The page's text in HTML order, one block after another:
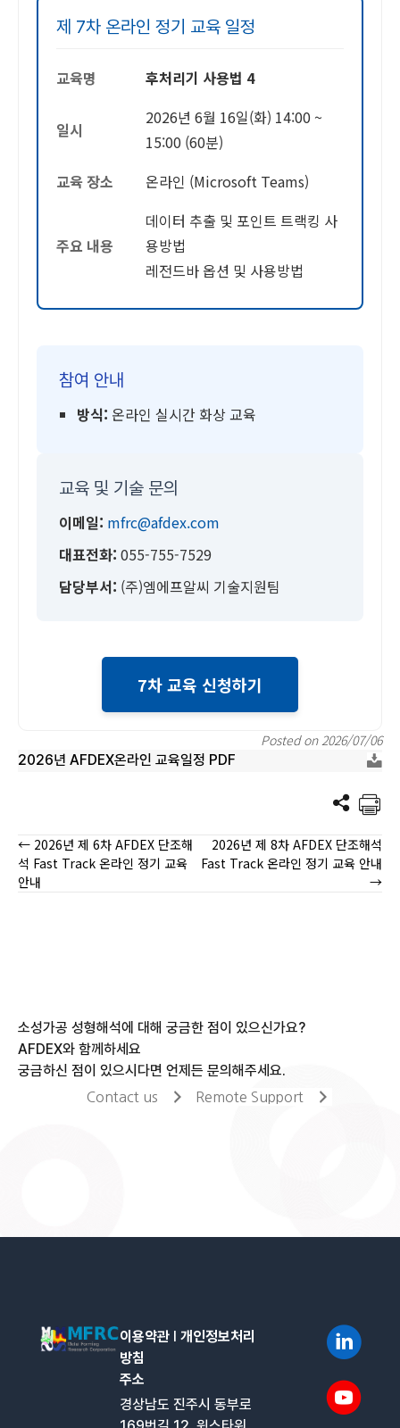
제 7차 온라인 정기 교육 일정
교육명 후처리기 사용법 4
일시
2026년 6월 16일(화) 14:00 ~
15:00 (60분)
교육 장소
온라인 (Microsoft Teams)
주요 내용
데이터 추출 및 포인트 트랙킹 사
용방법
레전드바 옵션 및 사용방법
참여 안내
방식: 온라인 실시간 화상 교육
교육 및 기술 문의
이메일: mfrc@afdex.com
대표전화: 055-755-7529
담당부서: (주)엠에프알씨 기술지원팀
7차 교육 신청하기
Posted on 2026/07/06
2026년 AFDEX온라인 교육일정 PDF
Posts
navigation
← 2026년 제 6차 AFDEX 단조해
석 Fast Track 온라인 정기 교육
안내
2026년 제 8차 AFDEX 단조해석
Fast Track 온라인 정기 교육 안내
→
소성가공 성형해석에 대해 궁금한 점이 있으신가요?
AFDEX와 함께하세요
궁금하신 점이 있으시다면 언제든 문의해주세요.
Contact us Remote Support
이용약관 l개인정보처리
방침
주소
경상남도 진주시 동부로